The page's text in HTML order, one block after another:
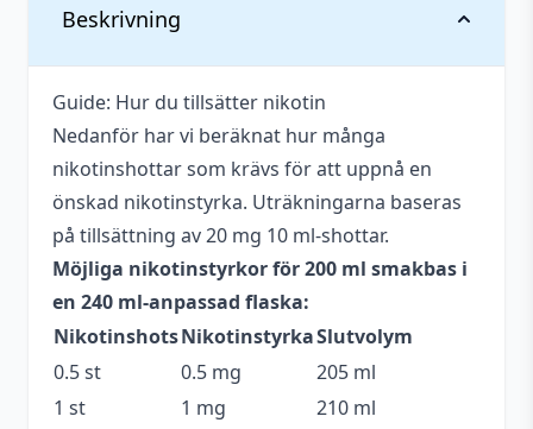
Beskrivning
Guide: Hur du tillsätter nikotin
Nedanför har vi beräknat hur många
nikotinshottar som krävs för att uppnå en
önskad nikotinstyrka. Uträkningarna baseras
på tillsättning av 20 mg 10 ml-shottar.
Möjliga nikotinstyrkor för 200 ml smakbas i
en 240 ml-anpassad flaska:
NikotinshotsNikotinstyrkaSlutvolym
0.5 st
0.5 mg
205 ml
1 st
1 mg
210 ml
Vikt
Anpassad för
nikotinstyrka
Antal ml
200 ml
Beskrivande
Fruktig Söt
Blandning
70VG / 30PG
Flaskstorlek
240 ml
Innehåller
cooling
Nej
Serie